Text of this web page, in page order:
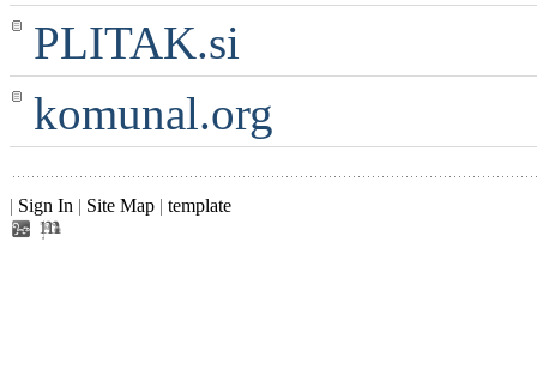
PLITAK.si
komunal.org
| Sign In | Site Map | template